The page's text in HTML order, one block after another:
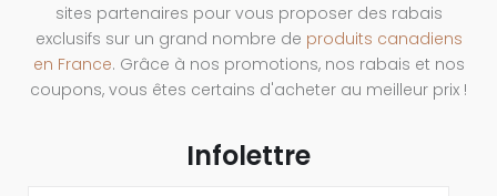
sites partenaires pour vous proposer des rabais
exclusifs sur un grand nombre de produits canadiens
en France. Grâce à nos promotions, nos rabais et nos
coupons, vous êtes certains d'acheter au meilleur prix !
Infolettre